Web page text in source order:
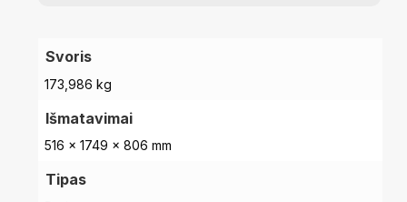
Svoris
173,986 kg
Išmatavimai
516 × 1749 × 806 mm
Tipas